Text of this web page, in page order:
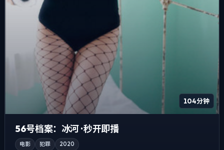
104分钟
56号档案：冰河 · 秒开即播
电影 犯罪 2020